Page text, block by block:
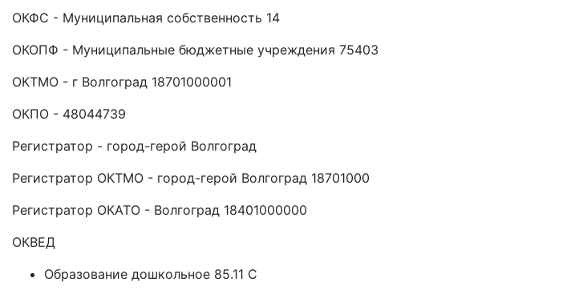
ОКФС - Муниципальная собственность 14
ОКОПФ - Муниципальные бюджетные учреждения 75403
ОКТМО - г Волгоград 18701000001
ОКПО - 48044739
Регистратор - город-герой Волгоград
Регистратор ОКТМО - город-герой Волгоград 18701000
Регистратор ОКАТО - Волгоград 18401000000
ОКВЕД
Образование дошкольное 85.11 C